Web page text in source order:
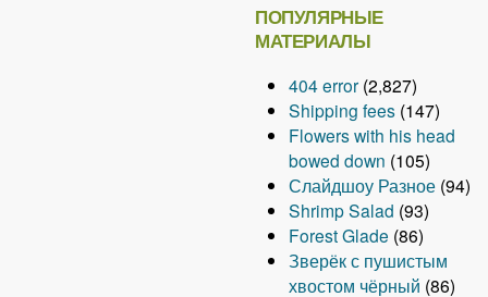
ПОПУЛЯРНЫЕ
МАТЕРИАЛЫ
404 error (2,827)
Shipping fees (147)
Flowers with his head
bowed down (105)
Слайдшоу Разное (94)
Shrimp Salad (93)
Forest Glade (86)
Зверёк с пушистым
хвостом чёрный (86)